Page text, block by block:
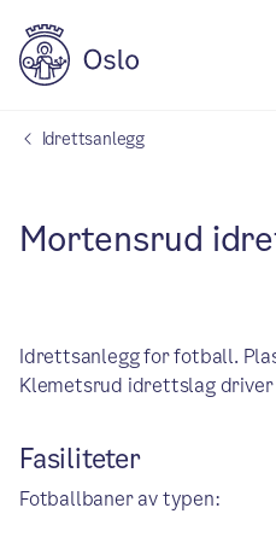
Idrettsanlegg
Mortensrud
Idrettsanlegg for fotball.
Klemetsrud idrettslag
Fasiliteter
Fotballbaner av typen: